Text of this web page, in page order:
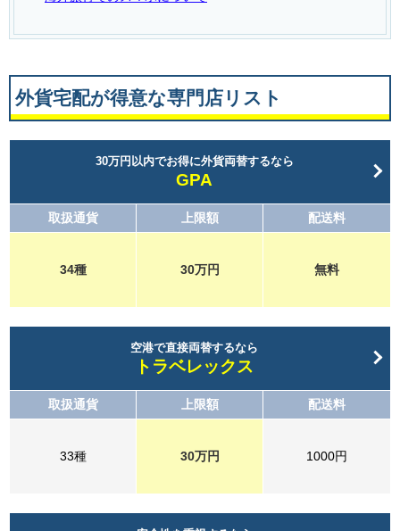
外貨宅配が得意な専門店リスト
30万円以内でお得に外貨両替するなら
GPA
取扱通貨 上限額 配送料
34種 30万円 無料
空港で直接両替するなら
トラベレックス
取扱通貨 上限額 配送料
33種 30万円 1000円